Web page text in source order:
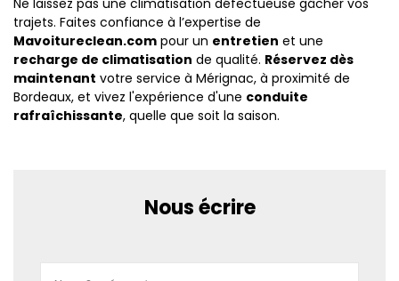
Ne laissez pas une climatisation défectueuse gâcher vos
trajets. Faites confiance à l’expertise de
Mavoitureclean.com pour un entretien et une
recharge de climatisation de qualité. Réservez dès
maintenant votre service à Mérignac, à proximité de
Bordeaux, et vivez l'expérience d'une conduite
rafraîchissante, quelle que soit la saison.
Nous écrire